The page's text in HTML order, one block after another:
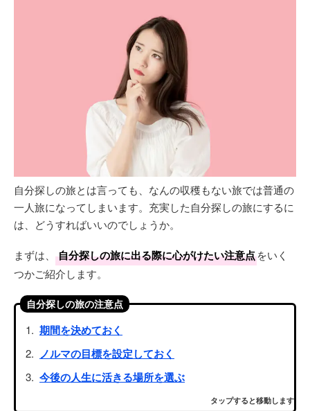
自分探しの旅とは言っても、なんの収穫もない旅では普通の
一人旅になってしまいます。充実した自分探しの旅にするに
は、どうすればいいのでしょうか。
まずは、 自分探しの旅に出る際に心がけたい注意点をいく
つかご紹介します。
自分探しの旅の注意点
期間を決めておく
ノルマの目標を設定しておく
今後の人生に活きる場所を選ぶ
タップすると移動します